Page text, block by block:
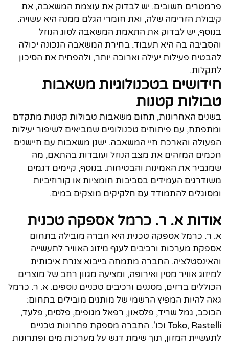
פרמטרים חשובים. יש לבדוק את עוצמת המשאבה, את
קיבולת הזרימה שלה, ואת חומרי הגלם ממנה היא עשויה.
בנוסף, יש לבדוק את התאמת המשאבה לסוג הנוזל
והסביבה בה היא תעבוד. בחירת המשאבה הנכונה יכולה
להבטיח פעילות יעילה וארוכה יותר, ולהפחית את הסיכון
לתקלות.
חידושים בטכנולוגיות משאבות
טבולות קטנות
בשנים האחרונות, תחום משאבות טבולות קטנות מתקדם
ומתפתח, עם פיתוחים טכנולוגיים שמביאים לשיפור יעילות
הפעולה והארכת חיי המשאבה. ישנן משאבות עם חיישנים
חכמים המזהים את מצב הנוזל ועובדות בהתאם, מה
שמגביר את האמינות והבטיחות. בנוסף, קיימים דגמים
משודרגים העמידים בסביבות חומציות או קורוזיביות
ומסוגלים להתמודד עם חלקיקים מוצקים במים.
אודות א. ר. כרמל אספקה טכנית
א. ר. כרמל אספקה טכנית היא חברה מובילה בתחום
אספקת מערכות ורכיבים לענף מיזוג האוויר לתעשייה
והאינסטלציה. החברה מתמחה בייבוא צנרת איכותית
למיזוג אוויר מסין ואירופה, ומציעה מגוון רחב של מוצרים
הכוללים ברזים, מסננים ורכיבים טכניים נוספים. א. ר. כרמל
גאה להיות המפיץ הרשמי של מותגים מובילים בתחום:
הכוכב, גמל שריד, פלסאון, רפאל מגופים, פלסים, פלעד,
Toko, Rastelli וכו'. החברה מספקת פתרונות טכניים
לתעשיית המזון, תוך שימת דגש על מערכות מים ופתרונות